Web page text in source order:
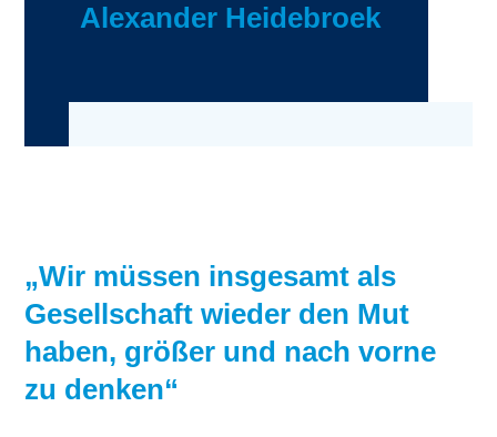
Grundsatzfragen
Stromerzeugung
Wärme
Karriere
Bibliothek
Newsletter
Alexander Heidebroek
„Wir müssen insgesamt als
Gesellschaft wieder den Mut
haben, größer und nach vorne
zu denken“